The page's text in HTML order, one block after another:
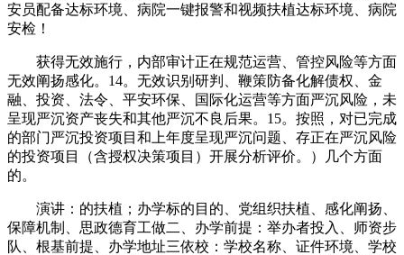
安员配备达标环境、病院一键报警和视频扶植达标环境、病院
安检！
获得无效施行，内部审计正在规范运营、管控风险等方面
无效阐扬感化。14。无效识别研判、鞭策防备化解债权、金
融、投资、法令、平安环保、国际化运营等方面严沉风险，未
呈现严沉资产丧失和其他严沉不良后果。15。按照，对已完成
的部门严沉投资项目和上年度呈现严沉问题、存正在严沉风险
的投资项目（含授权决策项目）开展分析评价。）几个方面
的。
演讲：的扶植；办学标的目的、党组织扶植、感化阐扬、
保障机制、思政德育工做二、办学前提：举办者投入、师资步
队、根基前提、办学地址三依校：学校名称、证件环境、学校